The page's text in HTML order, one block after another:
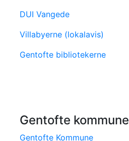
DUI Vangede
Villabyerne (lokalavis)
Gentofte bibliotekerne
Gentofte kommune
Gentofte Kommune